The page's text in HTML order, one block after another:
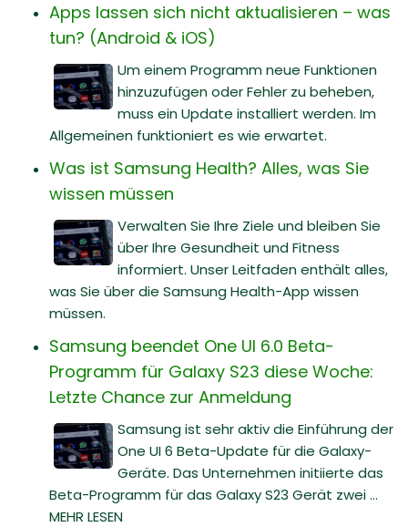
Apps lassen sich nicht aktualisieren – was
tun? (Android & iOS)
Um einem Programm neue Funktionen
hinzuzufügen oder Fehler zu beheben,
muss ein Update installiert werden. Im
Allgemeinen funktioniert es wie erwartet.
Was ist Samsung Health? Alles, was Sie
wissen müssen
Verwalten Sie Ihre Ziele und bleiben Sie
über Ihre Gesundheit und Fitness
informiert. Unser Leitfaden enthält alles,
was Sie über die Samsung Health-App wissen
müssen.
Samsung beendet One UI 6.0 Beta-
Programm für Galaxy S23 diese Woche:
Letzte Chance zur Anmeldung
Samsung ist sehr aktiv die Einführung der
One UI 6 Beta-Update für die Galaxy-
Geräte. Das Unternehmen initiierte das
Beta-Programm für das Galaxy S23 Gerät zwei ...
MEHR LESEN